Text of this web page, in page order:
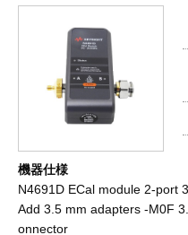
機器仕様
N4691D ECal module 2-port
Add 3.5 mm adapters -M0F
onnector